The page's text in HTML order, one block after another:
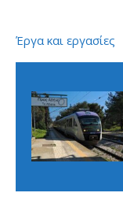
Έργα και εργασίες